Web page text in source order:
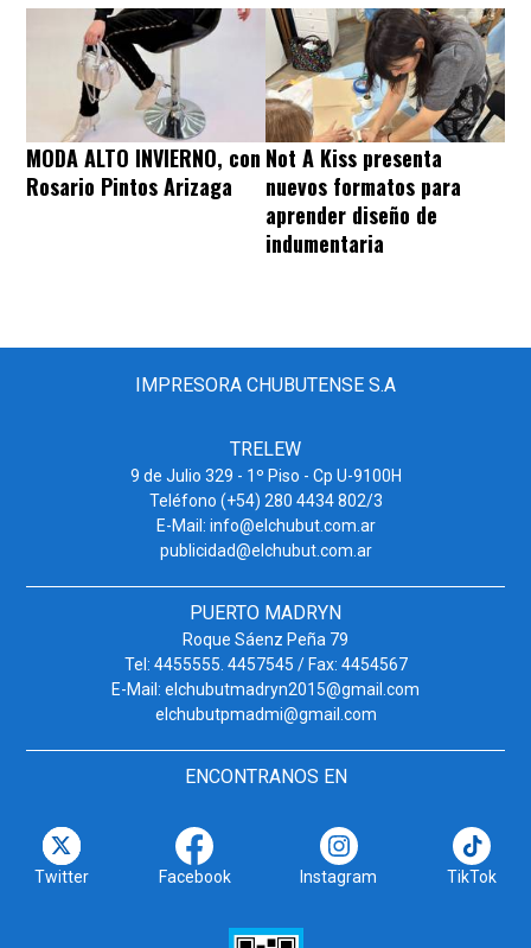
MODA ALTO INVIERNO, con
Rosario Pintos Arizaga
Not A Kiss presenta
nuevos formatos para
aprender diseño de
indumentaria
IMPRESORA CHUBUTENSE S.A
TRELEW
9 de Julio 329 - 1º Piso - Cp U-9100H
Teléfono (+54) 280 4434 802/3
E-Mail: info@elchubut.com.ar
publicidad@elchubut.com.ar
PUERTO MADRYN
Roque Sáenz Peña 79
Tel: 4455555. 4457545 / Fax: 4454567
E-Mail: elchubutmadryn2015@gmail.com
elchubutpmadmi@gmail.com
ENCONTRANOS EN
Twitter Facebook Instagram TikTok